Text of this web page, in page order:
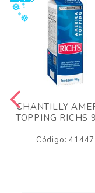
CHANTILLY
TOPPING RICHS
Código: 41447